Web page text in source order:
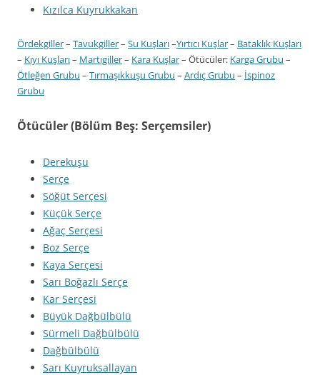
Kızılca Kuyrukkakan
Ördekgiller– Tavukgiller– Su Kuşları–Yırtıcı Kuşlar– Bataklık Kuşları
– Kıyı Kuşları– Martıgiller– Kara Kuşlar– Ötücüler: Karga Grubu –
Ötleğen Grubu – Tırmaşıkkuşu Grubu – Ardıç Grubu – İspinoz
Grubu
Ötücüler (Bölüm Beş: Serçemsiler)
Derekuşu
Serçe
Söğüt Serçesi
Küçük Serçe
Ağaç Serçesi
Boz Serçe
Kaya Serçesi
Sarı Boğazlı Serçe
Kar Serçesi
Büyük Dağbülbülü
Sürmeli Dağbülbülü
Dağbülbülü
Sarı Kuyruksallayan